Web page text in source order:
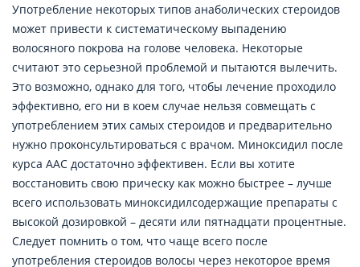
Употребление некоторых типов анаболических стероидов
может привести к систематическому выпадению
волосяного покрова на голове человека. Некоторые
считают это серьезной проблемой и пытаются вылечить.
Это возможно, однако для того, чтобы лечение проходило
эффективно, его ни в коем случае нельзя совмещать с
употреблением этих самых стероидов и предварительно
нужно проконсультироваться с врачом. Миноксидил после
курса ААС достаточно эффективен. Если вы хотите
восстановить свою прическу как можно быстрее – лучше
всего использовать миноксидилсодержащие препараты с
высокой дозировкой – десяти или пятнадцати процентные.
Следует помнить о том, что чаще всего после
употребления стероидов волосы через некоторое время